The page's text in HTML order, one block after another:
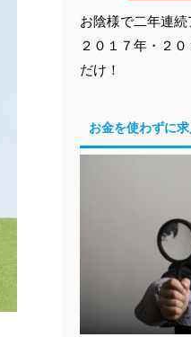
お陰様で二年連
２０１７年・２
だけ！
お金を使わずに